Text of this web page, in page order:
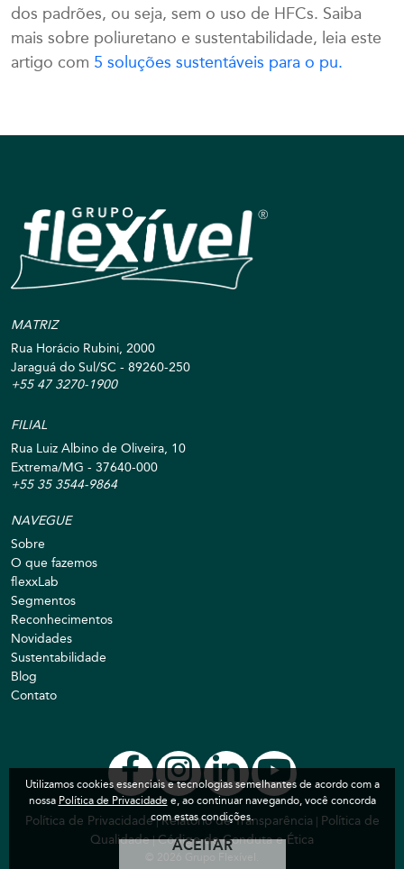
dos padrões, ou seja, sem o uso de HFCs. Saiba
mais sobre poliuretano e sustentabilidade, leia este
artigo com 5 soluções sustentáveis para o pu.
MATRIZ
Rua Horácio Rubini, 2000
Jaraguá do Sul/SC - 89260-250
+55 47 3270-1900
FILIAL
Rua Luiz Albino de Oliveira, 10
Extrema/MG - 37640-000
+55 35 3544-9864
NAVEGUE
Sobre
O que fazemos
flexxLab
Segmentos
Reconhecimentos
Novidades
Sustentabilidade
Blog
Contato
Política de Privacidade|Relatório de Transparência
Política de
Qualidade|Código de Conduta e Ética
Utilizamos cookies essenciais e tecnologias semelhantes de acordo com a
nossa Política de Privacidade e, ao continuar navegando, você concorda
com estas condições.
ACEITAR